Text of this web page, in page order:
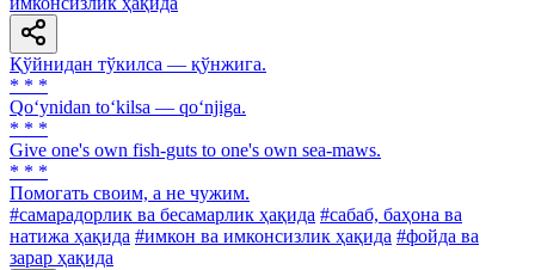
Қўйнидан тўкилса — қўнжига.
* * *
Qo‘ynidan to‘kilsa — qo‘njiga.
* * *
Give one's own fish-guts to one's own sea-maws.
* * *
Помогать своим, а не чужим.
#самарадорлик ва бесамарлик ҳақида #сабаб, баҳона ва
натижа ҳақида #имкон ва имконсизлик ҳақида #фойда ва
зарар ҳақида